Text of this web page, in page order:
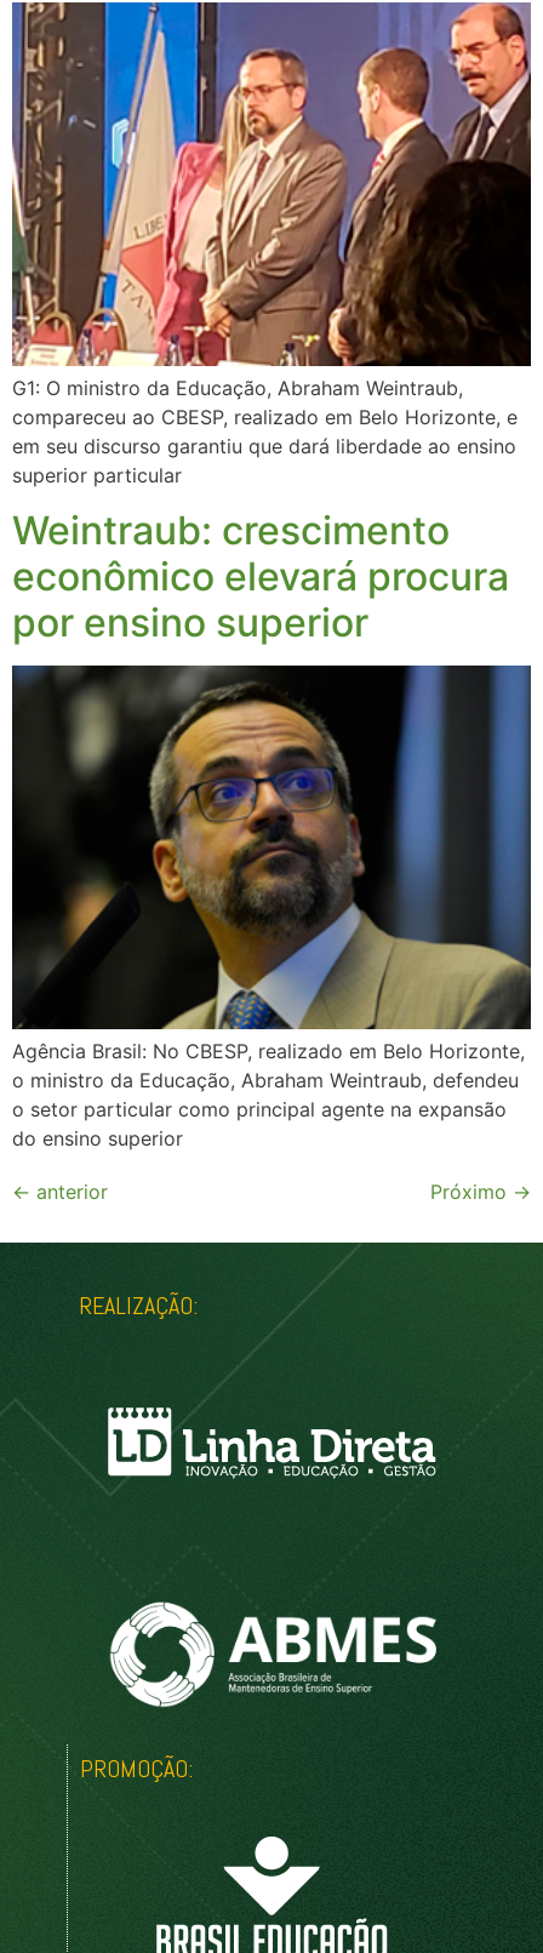
G1: O ministro da Educação, Abraham Weintraub,
compareceu ao CBESP, realizado em Belo Horizonte, e
em seu discurso garantiu que dará liberdade ao ensino
superior particular
Weintraub: crescimento
econômico elevará procura
por ensino superior
Agência Brasil: No CBESP, realizado em Belo Horizonte,
o ministro da Educação, Abraham Weintraub, defendeu
o setor particular como principal agente na expansão
do ensino superior
← anterior Próximo →
REALIZAÇÃO:
PROMOÇÃO: